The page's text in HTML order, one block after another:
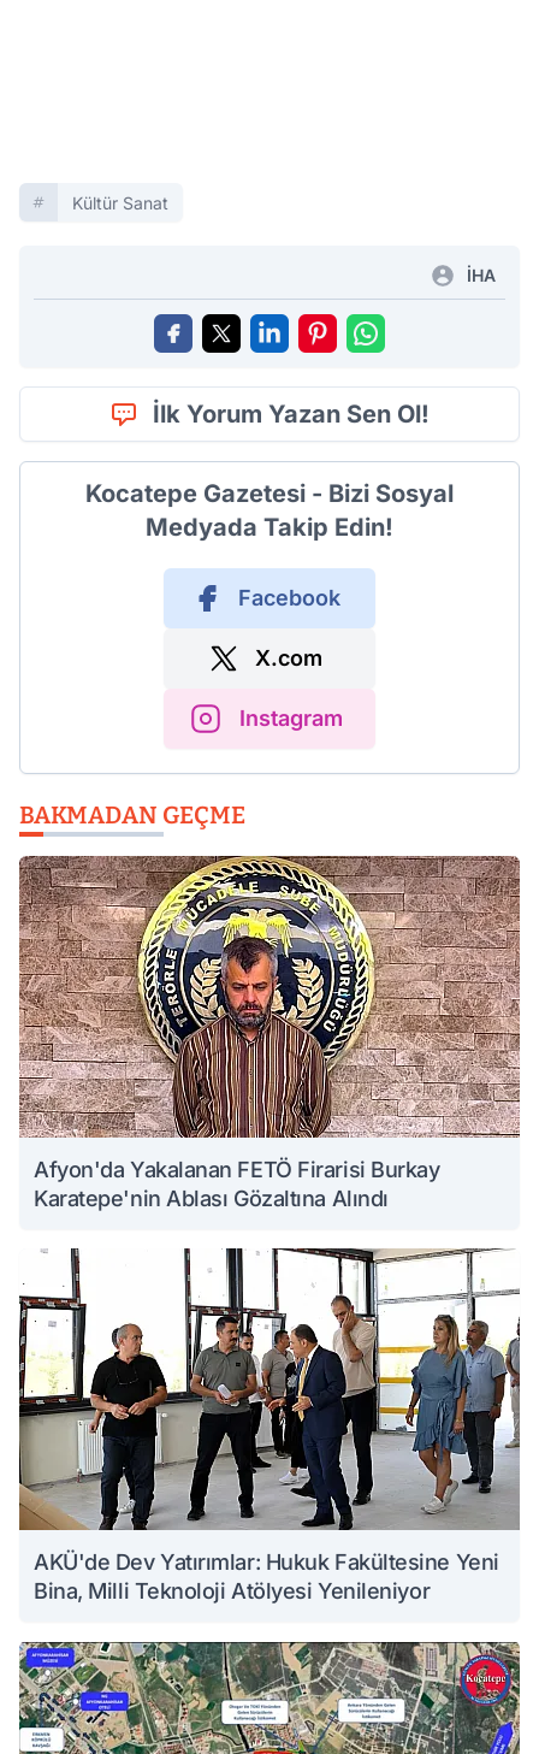
Kültür Sanat
İHA
İlk Yorum Yazan Sen Ol!
Kocatepe Gazetesi - Bizi Sosyal
Medyada Takip Edin!
Facebook
X.com
Instagram
BAKMADAN GEÇME
Afyon'da Yakalanan FETÖ Firarisi Burkay
Karatepe'nin Ablası Gözaltına Alındı
AKÜ'de Dev Yatırımlar: Hukuk Fakültesine Yeni
Bina, Milli Teknoloji Atölyesi Yenileniyor